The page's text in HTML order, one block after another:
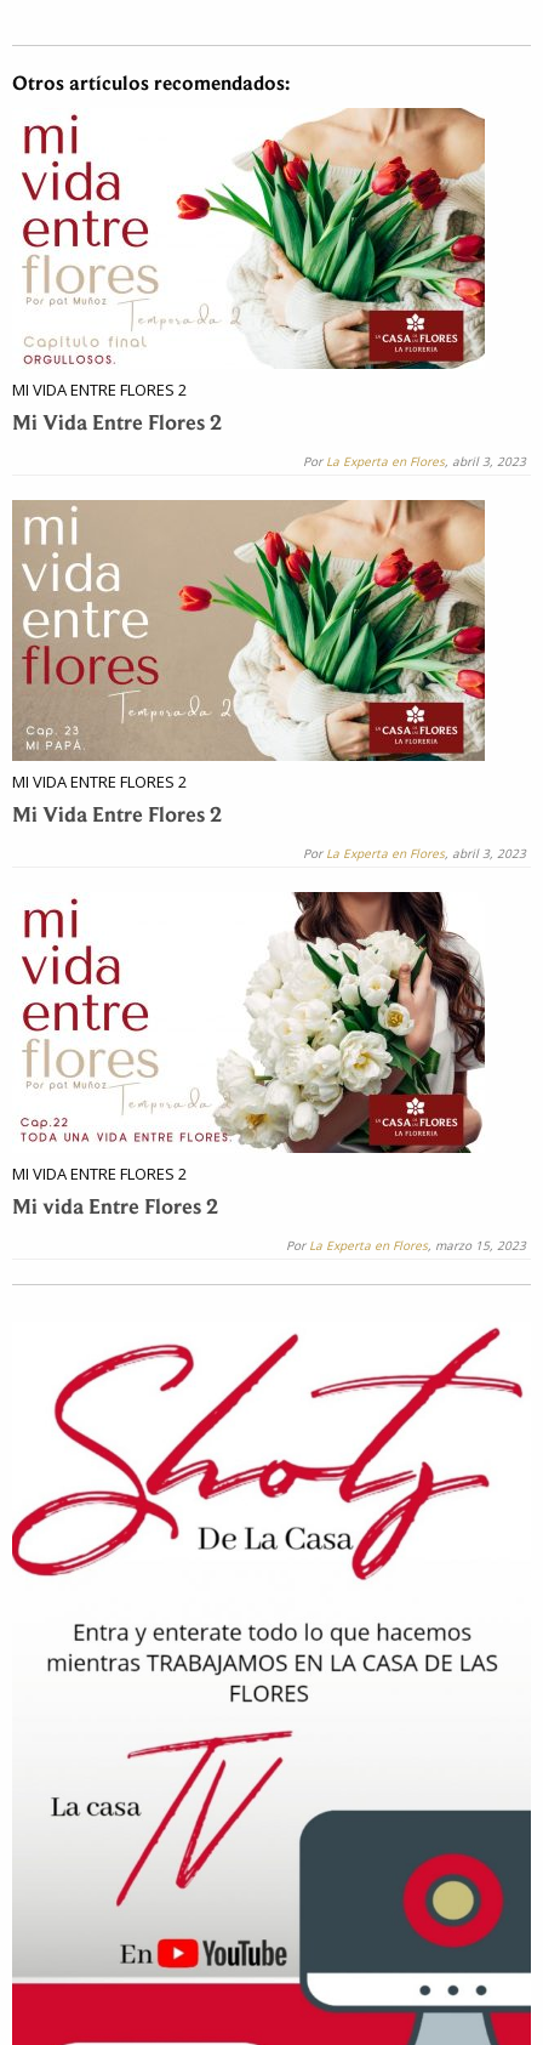
Otros artículos recomendados:
MI VIDA ENTRE FLORES 2
Mi Vida Entre Flores 2
Por La Experta en Flores, abril 3, 2023
MI VIDA ENTRE FLORES 2
Mi Vida Entre Flores 2
Por La Experta en Flores, abril 3, 2023
MI VIDA ENTRE FLORES 2
Mi vida Entre Flores 2
Por La Experta en Flores, marzo 15, 2023